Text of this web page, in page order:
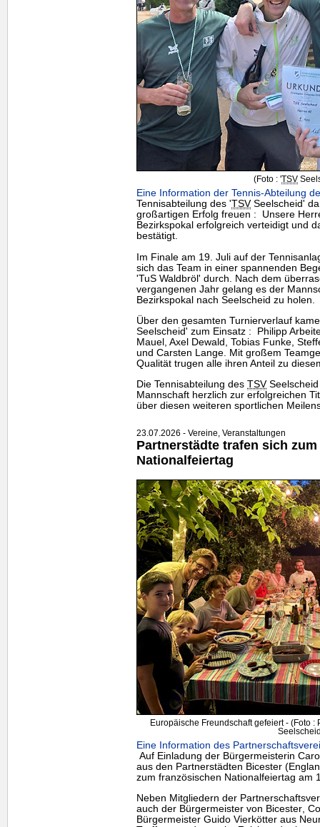
(Foto : 'TSV
Eine Information der Tennis-Abteilung
Tennisabteilung des 'TSVSeelscheid'
großartigen Erfolg freuen : Unsere
Bezirkspokal erfolgreich verteidigt und
bestätigt.
Im Finale am 19. Juli auf der
sich das Team in einer spannenden
'TuS Waldbröl' durch. Nach dem
vergangenen Jahr gelang es der
Bezirkspokal nach Seelscheid zu holen.
Über den gesamten Turnierverlauf
Seelscheid' zum Einsatz : Philipp
Mauel, Axel Dewald, Tobias Funke,
und Carsten Lange. Mit großem
Qualität trugen alle ihren Anteil zu
Die Tennisabteilung des TSV
Mannschaft herzlich zur erfolgreichen
über diesen weiteren sportlichen
23.07.2026 - Vereine, Veranstaltungen
Partnerstädte trafen sich
Nationalfeiertag
Europäische Freundschaft gefeiert - (Foto
Eine Information des
Auf Einladung der Bürgermeisterin
aus den Partnerstädten Bicester
zum französischen Nationalfeiertag am
Neben Mitgliedern der
auch der Bürgermeister von Bicester,
Bürgermeister Guido Vierkötter aus